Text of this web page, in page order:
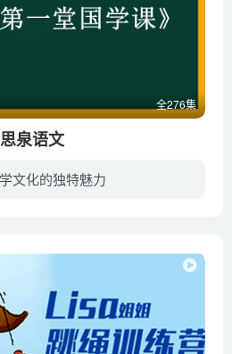
全276集
思泉语文
文化的独特魅力